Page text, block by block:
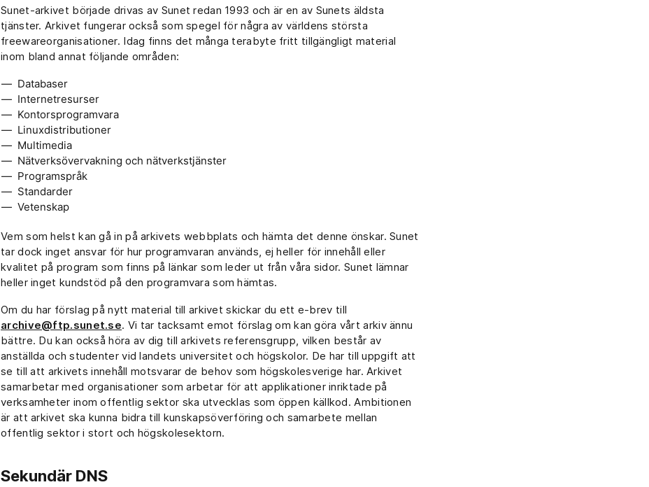
Sunet-arkivet började drivas av Sunet redan 1993 och är en av Sunets äldsta
tjänster. Arkivet fungerar också som spegel för några av världens största
freewareorganisationer. Idag finns det många terabyte fritt tillgängligt material
inom bland annat följande områden:
Databaser
Internetresurser
Kontorsprogramvara
Linuxdistributioner
Multimedia
Nätverksövervakning och nätverkstjänster
Programspråk
Standarder
Vetenskap
Vem som helst kan gå in på arkivets webbplats och hämta det denne önskar. Sunet
tar dock inget ansvar för hur programvaran används, ej heller för innehåll eller
kvalitet på program som finns på länkar som leder ut från våra sidor. Sunet lämnar
heller inget kundstöd på den programvara som hämtas.
Om du har förslag på nytt material till arkivet skickar du ett e-brev till
archive@ftp.sunet.se. Vi tar tacksamt emot förslag om kan göra vårt arkiv ännu
bättre. Du kan också höra av dig till arkivets referensgrupp, vilken består av
anställda och studenter vid landets universitet och högskolor. De har till uppgift att
se till att arkivets innehåll motsvarar de behov som högskolesverige har. Arkivet
samarbetar med organisationer som arbetar för att applikationer inriktade på
verksamheter inom offentlig sektor ska utvecklas som öppen källkod. Ambitionen
är att arkivet ska kunna bidra till kunskapsöverföring och samarbete mellan
offentlig sektor i stort och högskolesektorn.
Sekundär DNS